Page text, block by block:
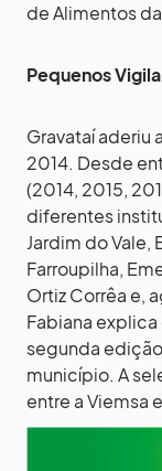
de Alimentos
Pequenos
Gravataí aderiu
2014. Desde
(2014, 2015,
diferentes
Jardim do Vale,
Farroupilha,
Ortiz Corrêa e,
Fabiana explica
segunda
município. A
entre a Viemsa